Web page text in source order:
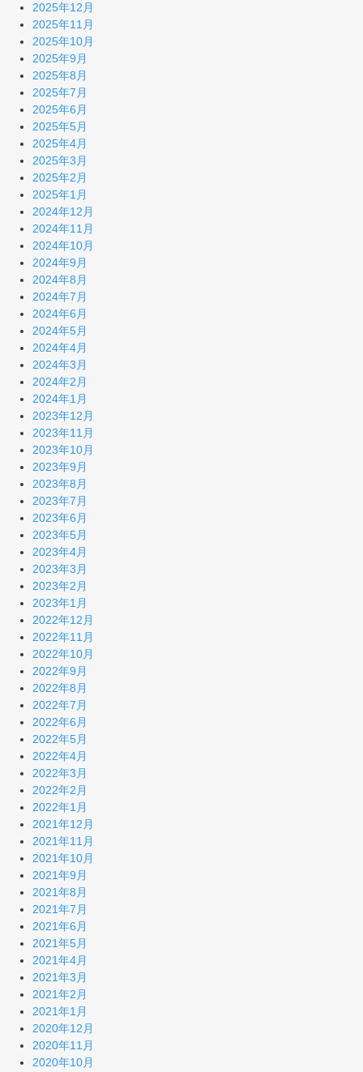
2025年12月
2025年11月
2025年10月
2025年9月
2025年8月
2025年7月
2025年6月
2025年5月
2025年4月
2025年3月
2025年2月
2025年1月
2024年12月
2024年11月
2024年10月
2024年9月
2024年8月
2024年7月
2024年6月
2024年5月
2024年4月
2024年3月
2024年2月
2024年1月
2023年12月
2023年11月
2023年10月
2023年9月
2023年8月
2023年7月
2023年6月
2023年5月
2023年4月
2023年3月
2023年2月
2023年1月
2022年12月
2022年11月
2022年10月
2022年9月
2022年8月
2022年7月
2022年6月
2022年5月
2022年4月
2022年3月
2022年2月
2022年1月
2021年12月
2021年11月
2021年10月
2021年9月
2021年8月
2021年7月
2021年6月
2021年5月
2021年4月
2021年3月
2021年2月
2021年1月
2020年12月
2020年11月
2020年10月